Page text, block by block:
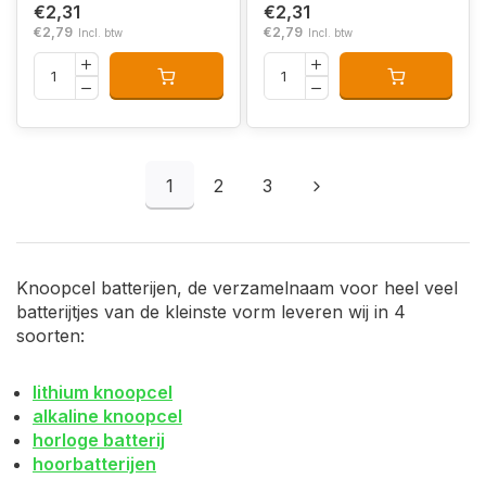
€2,31
€2,79 Incl. btw
€2,31
€2,79 Incl. btw
1 2 3
Knoopcel batterijen, de verzamelnaam voor heel veel
batterijtjes van de kleinste vorm leveren wij in 4
soorten:
lithium knoopcel
alkaline knoopcel
horloge batterij
hoorbatterijen